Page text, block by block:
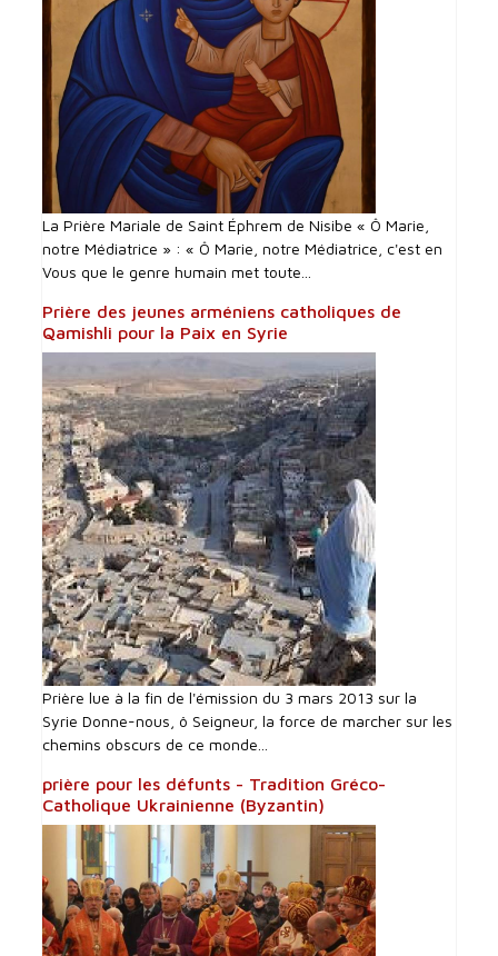
La Prière Mariale de Saint Éphrem de Nisibe « Ô Marie,
notre Médiatrice » : « Ô Marie, notre Médiatrice, c'est en
Vous que le genre humain met toute...
Prière des jeunes arméniens catholiques de
Qamishli pour la Paix en Syrie
Prière lue à la fin de l'émission du 3 mars 2013 sur la
Syrie Donne-nous, ô Seigneur, la force de marcher sur les
chemins obscurs de ce monde...
prière pour les défunts - Tradition Gréco-
Catholique Ukrainienne (Byzantin)